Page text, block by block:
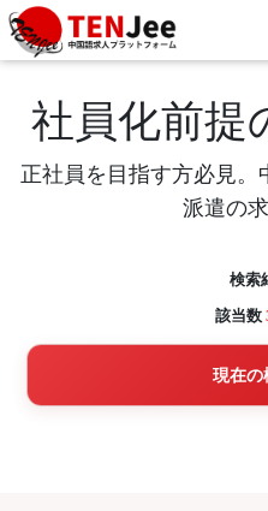
社員化前提
正社員を目指す方必見。
派遣の
検索
該当数
現在の